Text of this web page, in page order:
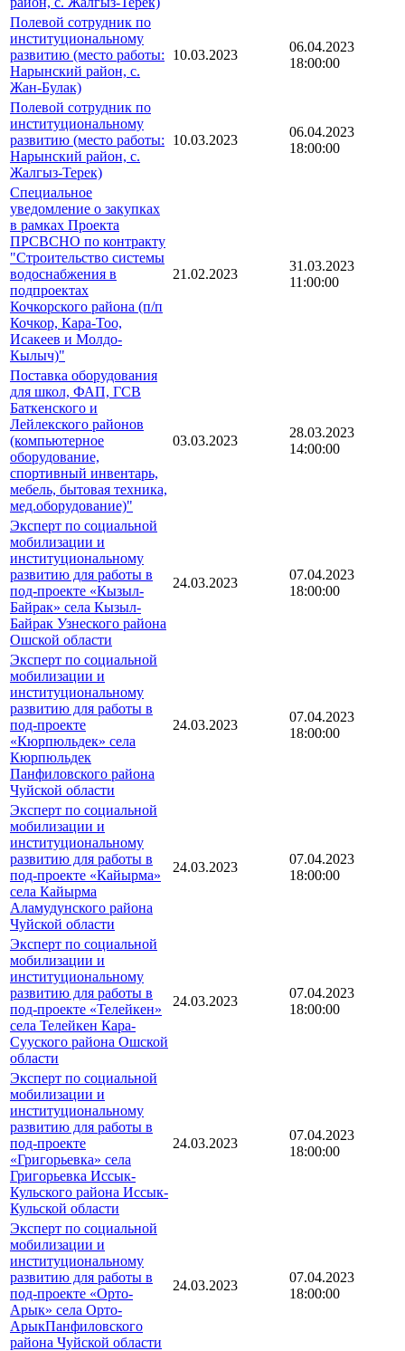
Полевой сотрудник по
институциональному
развитию (место работы:
Нарынский район, с.
Жан-Булак)
10.03.2023
06.04.2023
18:00:00
Полевой сотрудник по
институциональному
развитию (место работы:
Нарынский район, с.
Жалгыз-Терек)
10.03.2023
06.04.2023
18:00:00
Специальное
уведомление о закупках
в рамках Проекта
ПРСВСНО по контракту
"Строительство системы
водоснабжения в
подпроектах
Кочкорского района (п/п
Кочкор, Кара-Тоо,
Исакеев и Молдо-
Кылыч)"
21.02.2023
31.03.2023
11:00:00
Поставка оборудования
для школ, ФАП, ГСВ
Баткенского и
Лейлекского районов
(компьютерное
оборудование,
спортивный инвентарь,
мебель, бытовая техника,
мед.оборудование)"
03.03.2023
28.03.2023
14:00:00
Эксперт по социальной
мобилизации и
институциональному
развитию для работы в
под-проекте «Кызыл-
Байрак» села Кызыл-
Байрак Узнеского района
Ошской области
24.03.2023
07.04.2023
18:00:00
Эксперт по социальной
мобилизации и
институциональному
развитию для работы в
под-проекте
«Кюрпюльдек» села
Кюрпюльдек
Панфиловского района
Чуйской области
24.03.2023
07.04.2023
18:00:00
Эксперт по социальной
мобилизации и
институциональному
развитию для работы в
под-проекте «Кайырма»
села Кайырма
Аламудунского района
Чуйской области
24.03.2023
07.04.2023
18:00:00
Эксперт по социальной
мобилизации и
институциональному
развитию для работы в
под-проекте «Телейкен»
села Телейкен Кара-
Сууского района Ошской
области
24.03.2023
07.04.2023
18:00:00
Эксперт по социальной
мобилизации и
институциональному
развитию для работы в
под-проекте
«Григорьевка» села
Григорьевка Иссык-
Кульского района Иссык-
Кульской области
24.03.2023
07.04.2023
18:00:00
Эксперт по социальной
мобилизации и
институциональному
развитию для работы в
под-проекте «Орто-
Арык» села Орто-
АрыкПанфиловского
района Чуйской области
24.03.2023
07.04.2023
18:00:00